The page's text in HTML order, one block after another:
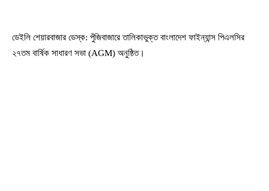
ডেইলি শেয়ারবাজার ডেস্ক: পুঁজিবাজারে তালিকাভুক্ত বাংলাদেশ ফাইন্যান্স পিএলসির
২৭তম বার্ষিক সাধারণ সভা (AGM) অনুষ্ঠিত।